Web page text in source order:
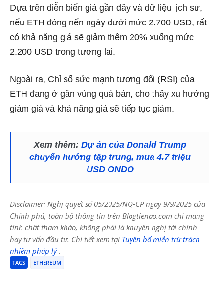
Dựa trên diễn biến giá gần đây và dữ liệu lịch sử,
nếu ETH đóng nến ngày dưới mức 2.700 USD, rất
có khả năng giá sẽ giảm thêm 20% xuống mức
2.200 USD trong tương lai.
Ngoài ra, Chỉ số sức mạnh tương đối (RSI) của
ETH đang ở gần vùng quá bán, cho thấy xu hướng
giảm giá và khả năng giá sẽ tiếp tục giảm.
Xem thêm: Dự án của Donald Trump
chuyển hướng tập trung, mua 4.7 triệu
USD ONDO
Disclaimer: Nghị quyết số 05/2025/NQ-CP ngày 9/9/2025 của
Chính phủ, toàn bộ thông tin trên Blogtienao.com chỉ mang
tính chất tham khảo, không phải là khuyến nghị tài chính
hay tư vấn đầu tư. Chi tiết xem tại Tuyên bố miễn trừ trách
nhiệm pháp lý.
TAGS ETHEREUM